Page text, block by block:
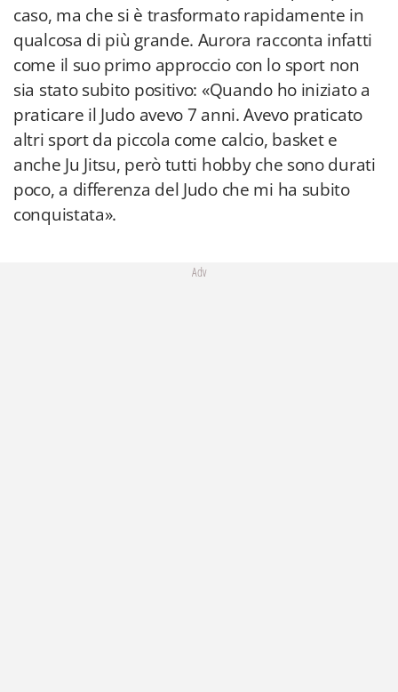
caso, ma che si è trasformato rapidamente in
qualcosa di più grande. Aurora racconta infatti
come il suo primo approccio con lo sport non
sia stato subito positivo: «Quando ho iniziato a
praticare il Judo avevo 7 anni. Avevo praticato
altri sport da piccola come calcio, basket e
anche Ju Jitsu, però tutti hobby che sono durati
poco, a differenza del Judo che mi ha subito
conquistata».
Adv